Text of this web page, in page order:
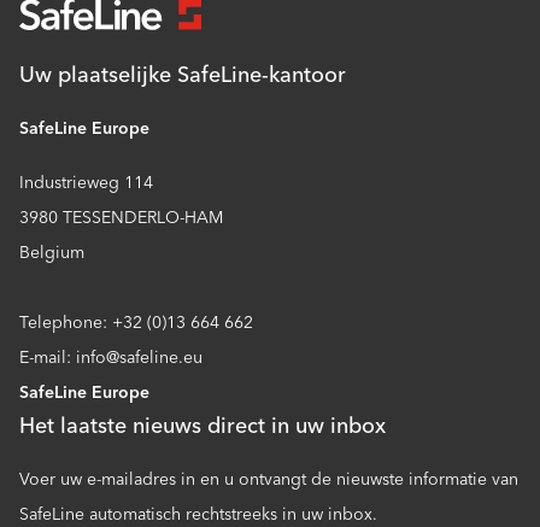
Uw plaatselijke SafeLine-kantoor
SafeLine Europe
Industrieweg 114
3980 TESSENDERLO-HAM
Belgium
Telephone: +32 (0)13 664 662
E-mail: info@safeline.eu
SafeLine Europe
Het laatste nieuws direct in uw inbox
Voer uw e-mailadres in en u ontvangt de nieuwste informatie van
SafeLine automatisch rechtstreeks in uw inbox.